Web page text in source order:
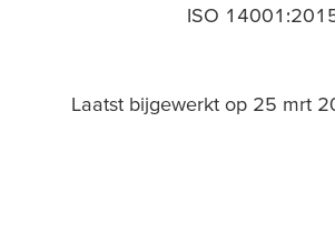
ISO
Laatst bijgewerkt op 25 mrt